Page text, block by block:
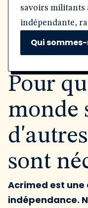
savoirs militants
indépendante,
Qui
Pour
monde
sont
Acrimed est
indépendance.